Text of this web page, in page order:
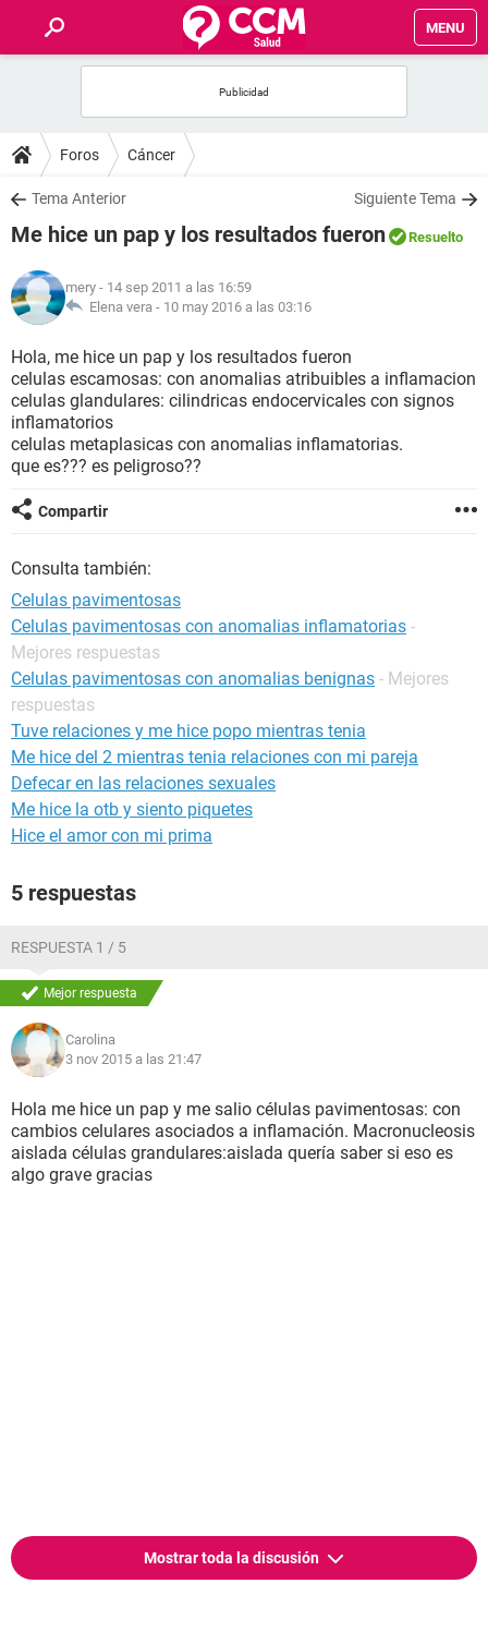
MENU
FOROS
SALUD
NUTRICIÓN
BIENESTAR
SEXUALIDAD
GLOSARIO
Foros Cáncer
Tema Anterior Siguiente Tema
Me hice un pap y los resultados fueron Resuelto
mery - 14 sep 2011 a las 16:59
Elena vera - 10 may 2016 a las 03:16
Hola, me hice un pap y los resultados fueron
celulas escamosas: con anomalias atribuibles a inflamacion
celulas glandulares: cilindricas endocervicales con signos
inflamatorios
celulas metaplasicas con anomalias inflamatorias.
que es??? es peligroso??
Compartir
Consulta también:
Celulas pavimentosas
Celulas pavimentosas con anomalias inflamatorias -
Mejores respuestas
Celulas pavimentosas con anomalias benignas - Mejores
respuestas
Tuve relaciones y me hice popo mientras tenia
Me hice del 2 mientras tenia relaciones con mi pareja
Defecar en las relaciones sexuales
Me hice la otb y siento piquetes
Hice el amor con mi prima
5 respuestas
RESPUESTA 1 / 5
Mejor respuesta
Carolina
3 nov 2015 a las 21:47
Hola me hice un pap y me salio células pavimentosas: con
cambios celulares asociados a inflamación. Macronucleosis
aislada células grandulares:aislada quería saber si eso es
algo grave gracias
Mostrar toda la discusión